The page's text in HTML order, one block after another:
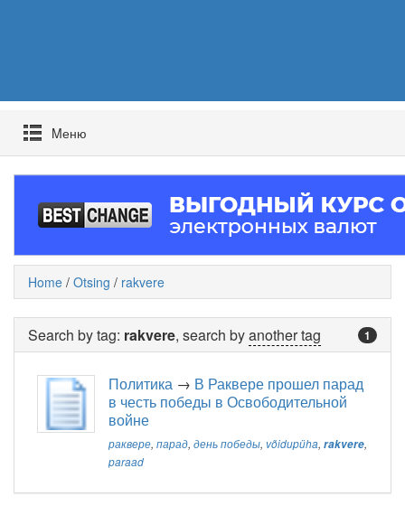
Mеню
Home / Otsing / rakvere
1
Search by tag: rakvere, search byanother tag
Политика → В Раквере прошел парад
в честь победы в Освободительной
войне
раквере, парад, день победы, võidupüha, rakvere,
paraad